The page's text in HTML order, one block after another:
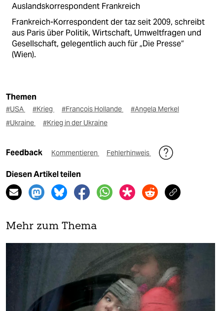
Auslandskorrespondent Frankreich
Frankreich-Korrespondent der taz seit 2009, schreibt
aus Paris über Politik, Wirtschaft, Umweltfragen und
Gesellschaft, gelegentlich auch für „Die Presse“
(Wien).
Themen
#USA #Krieg #Francois Hollande
#Angela Merkel
#Ukraine
#Krieg in der Ukraine
Feedback Kommentieren Fehlerhinweis
Diesen Artikel teilen
Mehr zum Thema